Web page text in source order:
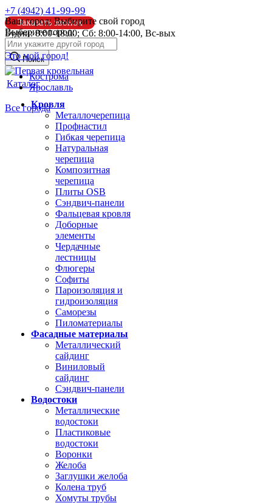
Ваш город: Выбирите свой город
Выберите город:
Это мой город!
Кострома
Ярославль
Все города
+7 (4942) 41-99-99
Заказать звонок
Будни: 8:00-18:00; Сб: 8:00-14:00, Вс-вых
info@pk44.ru
Поиск
Каталог
Кровля
Металлочерепица
Профнастил
Гибкая черепица
Натуральная
черепица
Композитная
черепица
Плиты OSB
Сэндвич-панели
Фальцевая кровля
Доборные
элементы
Чердачные
лестницы
Флюгеры
Софиты
Пароизоляция и
гидроизоляция
Саморезы
Пиломатериалы
Фасадные материалы
Металлический
сайдинг
Виниловый
сайдинг
Сэндвич-панели
Водостоки
Металлические
водостоки
Пластиковые
водостоки
Воронки
Желоба
Заглушки желоба
Колена труб
Хомуты трубы